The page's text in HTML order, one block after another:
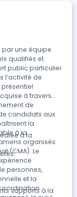
par une équipe
qualifiés et
public particulier
l’activité de
à travers
de
candidats aux
la
à la
organisés
Le
personnes,
et la
à la
supports à la